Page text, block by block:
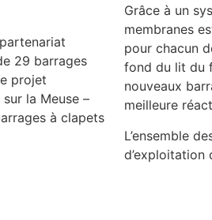
29 barrages
projet
la Meuse –
à clapets
Grâce à un
membranes
pour chacun
fond du lit du
nouveaux
meilleure
L’ensemble
d’exploitation